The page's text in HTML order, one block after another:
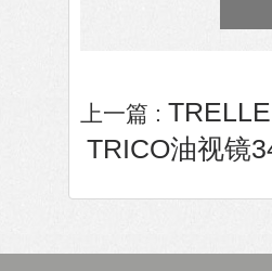
上一篇 :
TRICO油视镜